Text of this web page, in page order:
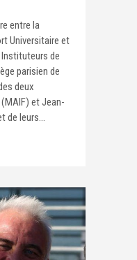
entre la
Universitaire et
de
parisien de
deux
et Jean-
de leurs...